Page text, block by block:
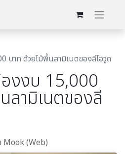
บาท ด้วยไม้พื้นลามิเนตของลีโอวูด
งงบ 15,000
ลามิเนตของลี
Mook (Web)